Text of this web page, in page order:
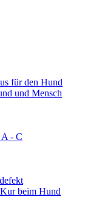
für den Hund
und Mensch
- C
beim Hund